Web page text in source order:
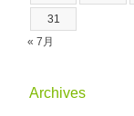
31
« 7月
Archives